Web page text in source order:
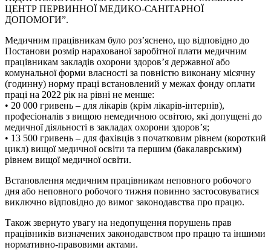
ЦЕНТР ПЕРВИННОЇ МЕДИКО-САНІТАРНОЇ
ДОПОМОГИ”.
Медичним працівникам було роз’яснено, що відповідно до
Постанови розмір нарахованої заробітної плати медичним
працівникам закладів охорони здоров’я державної або
комунальної форми власності за повністю виконану місячну
(годинну) норму праці встановлений у межах фонду оплати
праці на 2022 рік на рівні не менше:
• 20 000 гривень – для лікарів (крім лікарів-інтернів),
професіоналів з вищою немедичною освітою, які допущені до
медичної діяльності в закладах охорони здоров’я;
• 13 500 гривень – для фахівців з початковим рівнем (короткий
цикл) вищої медичної освіти та першим (бакалаврським)
рівнем вищої медичної освіти.
Встановлення медичним працівникам неповного робочого
дня або неповного робочого тижня повинно застосовуватися
виключно відповідно до вимог законодавства про працю.
Також звернуто увагу на недопущення порушень прав
працівників визначених законодавством про працю та іншими
нормативно-правовими актами.